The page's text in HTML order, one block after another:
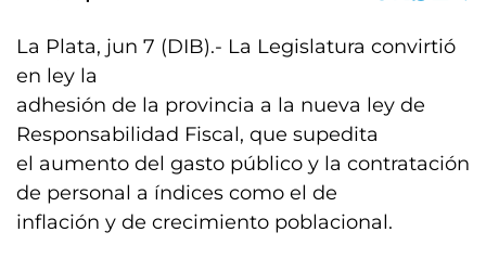
La Plata, jun 7 (DIB).- La Legislatura convirtió
en ley la
adhesión de la provincia a la nueva ley de
Responsabilidad Fiscal, que supedita
el aumento del gasto público y la contratación
de personal a índices como el de
inflación y de crecimiento poblacional.